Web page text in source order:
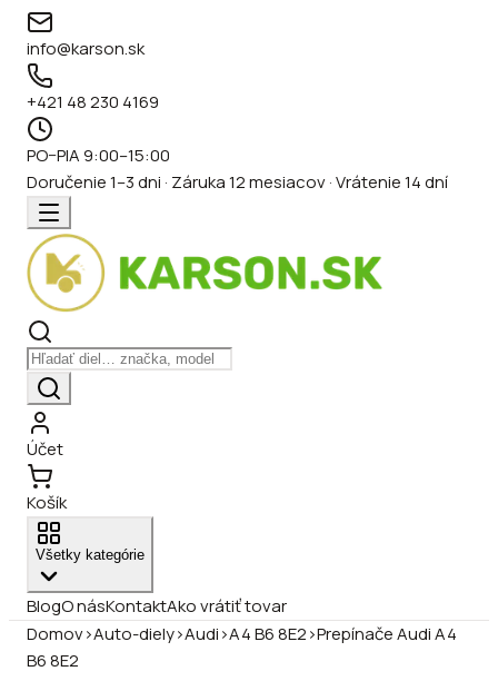
info@karson.sk
+421 48 230 4169
PO–PIA 9:00–15:00
Doručenie 1–3 dni · Záruka 12 mesiacov · Vrátenie 14 dní
Účet
Košík
Všetky kategórie
BlogO násKontaktAko vrátiť tovar
Domov›Auto-diely›Audi›A4 B6 8E2›Prepínače Audi A4
B6 8E2